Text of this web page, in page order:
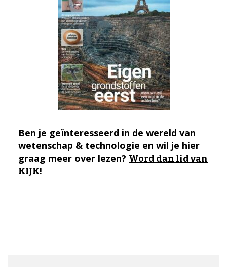
Ben je geïnteresseerd in de wereld van
wetenschap & technologie en wil je hier
graag meer over lezen? Word dan lid van
KIJK!